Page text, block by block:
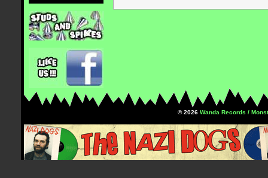
© 2026 Wanda Records /